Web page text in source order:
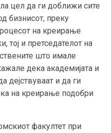
цел да ги доближи сите
бизнисот, преку
на креирање
тој и претседателот на
што имале
дека академијата и
дејствуваат и да ги
на креирање подобри
факултет при